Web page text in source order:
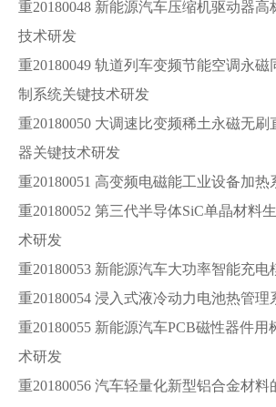
重20180048 新能源汽车压缩机驱动器
技术研发
重20180049 轨道列车变频节能空调永
制系统关键技术研发
重20180050 大调速比变频稀土永磁无刷
器关键技术研发
重20180051 高变频电磁能工业设备加
重20180052 第三代半导体SiC单晶材料
术研发
重20180053 新能源汽车大功率智能充
重20180054 浸入式液冷动力电池热管
重20180055 新能源汽车PCB磁性器件
术研发
重20180056 汽车轻量化新型铝合金材